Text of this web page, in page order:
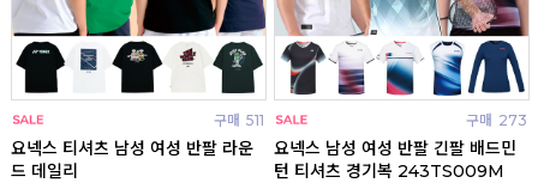
구매 511
요넥스 티셔츠 남성 여성 반팔 라운
드 데일리
구매 273
요넥스 남성 여성 반팔 긴팔 배드민
턴 티셔츠 경기복 243TS009M